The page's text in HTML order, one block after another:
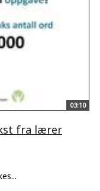
03:10
fra lærer